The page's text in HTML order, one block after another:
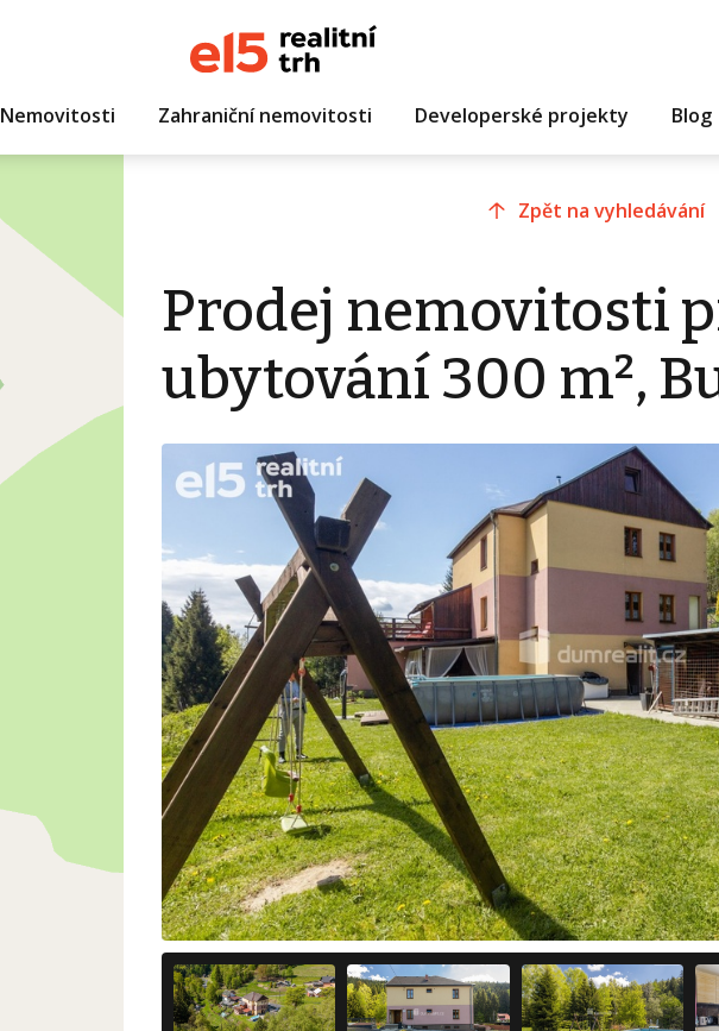
Nemovitosti Zahraniční nemovitosti Developerské projekty Blog
Zpět na vyhledávání
Prodej nemovitosti
ubytování 300 m²,